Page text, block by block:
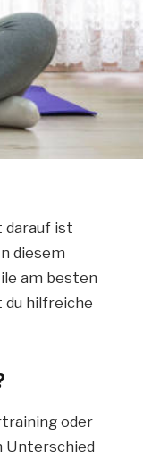
darauf ist
diesem
am besten
du hilfreiche
oder
Unterschied